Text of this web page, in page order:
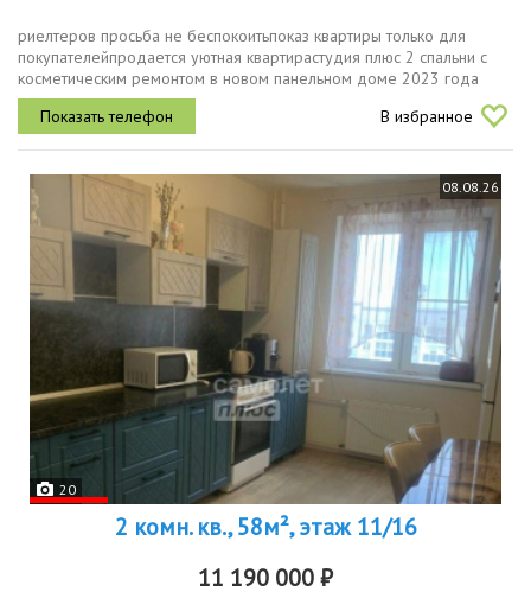
риелтеров просьба не беспокоитьпоказ квартиры только для
покупателейпродается уютная квартирастудия плюс 2 спальни с
косметическим ремонтом в новом панельном доме 2023 года
постройки.просторная кухнягостиная площадью 17 м². комнаты
изолированные,...
В избранное
08.08.26
20
2 комн. кв., 58м², этаж 11/16
11 190 000 ₽